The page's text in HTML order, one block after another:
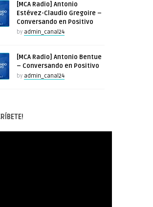
[MCA Radio] Antonio
Estévez-Claudio Gregoire –
Conversando en Positivo
by admin_canal24
[MCA Radio] Antonio Bentue
– Conversando en Positivo
by admin_canal24